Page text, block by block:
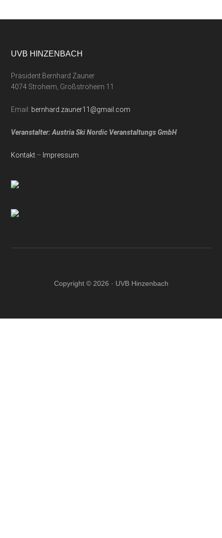
UVB HINZENBACH
Präsident Bernhard Zauner
4074 Stroheim, Großstroheim 11
Email: bernhard.zauner11@gmail.com
Veranstalter: Austria Ski Nordic Veranstaltungs GmbH
Kontakt – Impressum
Copyright © 2026 · UVB Hinzenbach